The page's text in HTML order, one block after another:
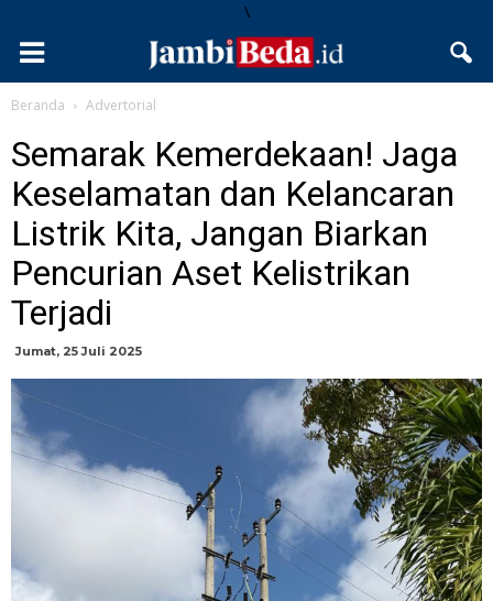
\
Beranda Advertorial
Semarak Kemerdekaan! Jaga
Keselamatan dan Kelancaran
Listrik Kita, Jangan Biarkan
Pencurian Aset Kelistrikan
Terjadi
Jumat, 25 Juli 2025